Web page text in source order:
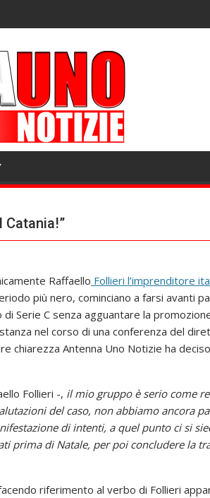
Catania!”
Raffaello Follieri l’imprenditore
più nero, cominciano a farsi avanti
Serie C senza agguantare la
nel corso di una conferenza del
chiarezza Antenna Uno Notizie ha
Follieri -, il mio gruppo è serio come
del caso, non abbiamo ancora
di intenti, a quel punto ci si
prima di Natale, per poi concludere la
riferimento al verbo di Follieri